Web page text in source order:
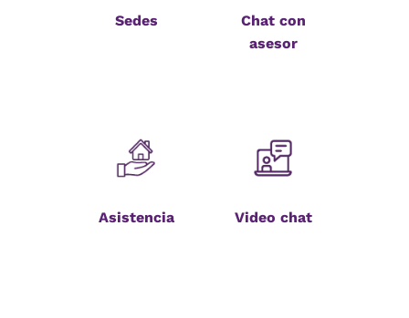
Sedes
Chat con
asesor
Asistencia Video chat